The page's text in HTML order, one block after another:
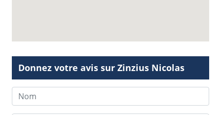
Donnez votre avis sur Zinzius Nicolas